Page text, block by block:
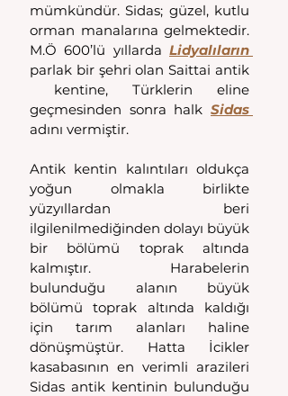
mümkündür. Sidas; güzel, kutlu
orman manalarına gelmektedir.
M.Ö 600’lü yıllarda
parlak bir şehri olan Saittai antik
kentine, Türklerin eline
geçmesinden sonra halk
adını vermiştir.
Antik kentin kalıntıları oldukça
yoğun olmakla birlikte
yüzyıllardan beri
ilgilenilmediğinden dolayı büyük
bir bölümü toprak altında
kalmıştır. Harabelerin
bulunduğu alanın büyük
bölümü toprak altında kaldığı
için tarım alanları haline
dönüşmüştür. Hatta İcikler
kasabasının en verimli arazileri
Sidas antik kentinin bulunduğu